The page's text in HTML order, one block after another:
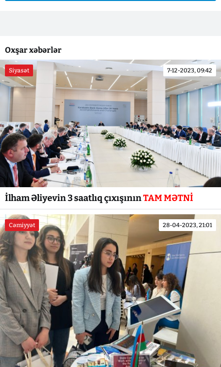
Oxşar xəbərlər
Siyasət 7-12-2023, 09:42
İlham Əliyevin 3 saatlıq çıxışınınTAM MƏTNİ
Cəmiyyət 28-04-2023, 21:01